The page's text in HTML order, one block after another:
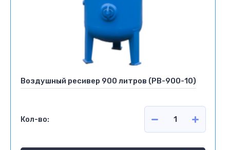
Воздушный ресивер 900 литров (РВ-900-10)
Кол-во: